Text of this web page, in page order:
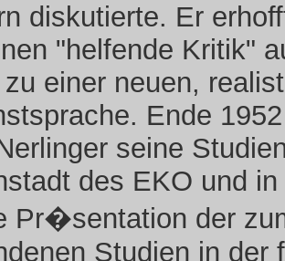
diskutierte. Er
"helfende Kritik"
einer neuen,
Ende
seine
des EKO und
Pr�sentation der
Studien in der